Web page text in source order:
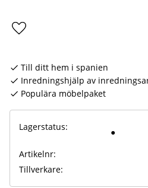
Lägg till i favoriter
Till ditt hem i spanien
Inredningshjälp av
Populära möbelpaket
Lagerstatus
Artikelnr
Tillverkare